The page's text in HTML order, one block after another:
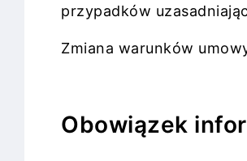
przypadków
Zmiana warunków
Obowiązek